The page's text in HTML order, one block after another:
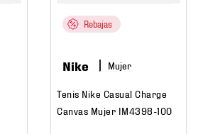
Rebajas
Nike Mujer
Tenis Nike Casual Charge
Canvas Mujer IM4398-100